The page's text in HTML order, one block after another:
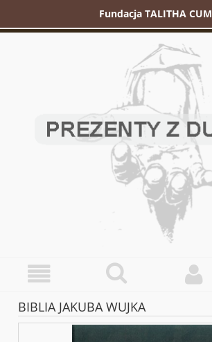
Fundacja TALITHA CUM
BIBLIA JAKUBA WUJKA